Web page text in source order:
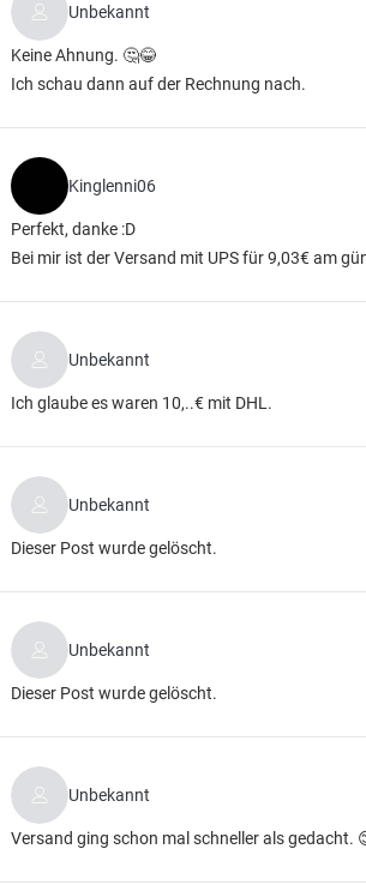
Unbekannt
Keine Ahnung. 🤔😂
Ich schau dann auf der Rechnung nach.
Kinglenni06
Perfekt, danke :D
Bei mir ist der Versand mit UPS für 9,03€ am
Unbekannt
Ich glaube es waren 10,..€ mit DHL.
Unbekannt
Dieser Post wurde gelöscht.
Unbekannt
Dieser Post wurde gelöscht.
Unbekannt
Versand ging schon mal schneller als gedacht.